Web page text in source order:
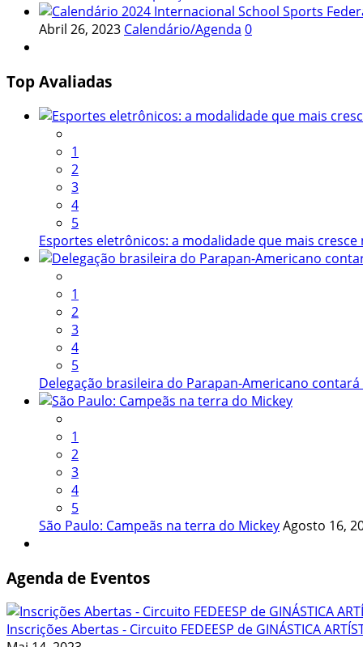
Abril 26, 2023 Calendário/Agenda 0
Top Avaliadas
1
2
3
4
5
Esportes eletrônicos: a modalidade que mais cresce
1
2
3
4
5
Delegação brasileira do Parapan-Americano
1
2
3
4
5
São Paulo: Campeãs na terra do MickeyAgosto 16,
Agenda de Eventos
Inscrições Abertas - Circuito FEDEESP de GINÁSTICA